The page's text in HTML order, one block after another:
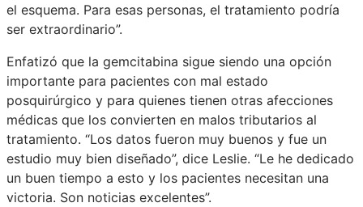
el esquema. Para esas personas, el tratamiento podría
ser extraordinario”.
Enfatizó que la gemcitabina sigue siendo una opción
importante para pacientes con mal estado
posquirúrgico y para quienes tienen otras afecciones
médicas que los convierten en malos tributarios al
tratamiento. “Los datos fueron muy buenos y fue un
estudio muy bien diseñado”, dice Leslie. “Le he dedicado
un buen tiempo a esto y los pacientes necesitan una
victoria. Son noticias excelentes”.